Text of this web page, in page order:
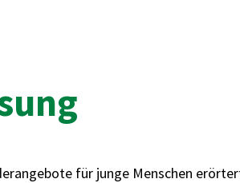
für junge Menschen